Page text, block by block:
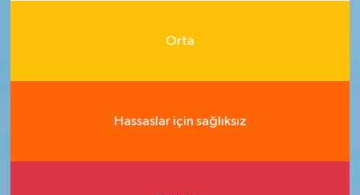
Orta
Hassaslar için sağlıksız